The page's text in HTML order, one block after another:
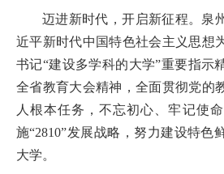
迈进新时代，开启新征程。泉
近平新时代中国特色社会主义思想
书记“建设多学科的大学”重要指示
全省教育大会精神，全面贯彻党的
人根本任务，不忘初心、牢记使
施“2810”发展战略，努力建设特色
大学。